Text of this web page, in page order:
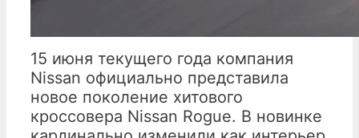
15 июня текущего года компания
Nissan официально представила
новое поколение хитового
кроссовера Nissan Rogue. В новинке